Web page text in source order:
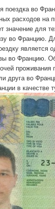
поездка во
расходов на
значение для
во Францию.
является
во Францию.
друга во
в качестве